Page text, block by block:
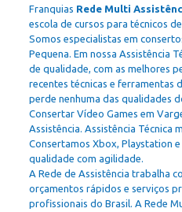
Franquias Rede Multi
escola de cursos para técnicos
Somos especialistas em
Pequena. Em nossa Assistência
de qualidade, com as melhores
recentes técnicas e ferramentas
perde nenhuma das qualidades
Consertar Vídeo Games em
Assistência. Assistência Técnica
Consertamos Xbox, Playstation
qualidade com agilidade.
A Rede de Assistência trabalha
orçamentos rápidos e serviços
profissionais do Brasil. A Rede